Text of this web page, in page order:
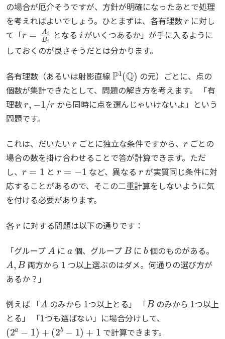
の場合が厄介そうですが、方針が明確になったあとで処理
を考えればよいでしょう。ひとまずは、各有理数
r
に対し
て「
r=AiBi
となる
i
がいくつあるか」が手に入るように
しておくのが良さそうだとは分かります。
各有理数（あるいは射影直線
1 ( Q
の元）ごとに、点の
個数が集計できたとして、問題の解き方を考えます。 「有
理数
r,−1/ r
から同時に点を選んじゃいけないよ」という
問題です。
これは、だいたい ごとに独立な条件ですから、
ごとの
場合の数を掛け合わせることで答が計算できます。ただ
し、
r=1
と
r =−1
など、異なる
r
が実質同じ条件に対
応することがあるので、そこの二重計算をしないように気
を付ける必要があります。
各 に対する問題は以下の通りです：
「グループ に 個、グループ に 個のものがある。
A B
両方から 1 つ以上選ぶのはダメ。何通りの選び方が
あるか？」
例えば 「 のみから 1つ以上とる」 「
のみから 1つ以上
とる」 「1つも選ばない」に場合分けして、
(2a− +( 2b−1)+1
で計算できます。